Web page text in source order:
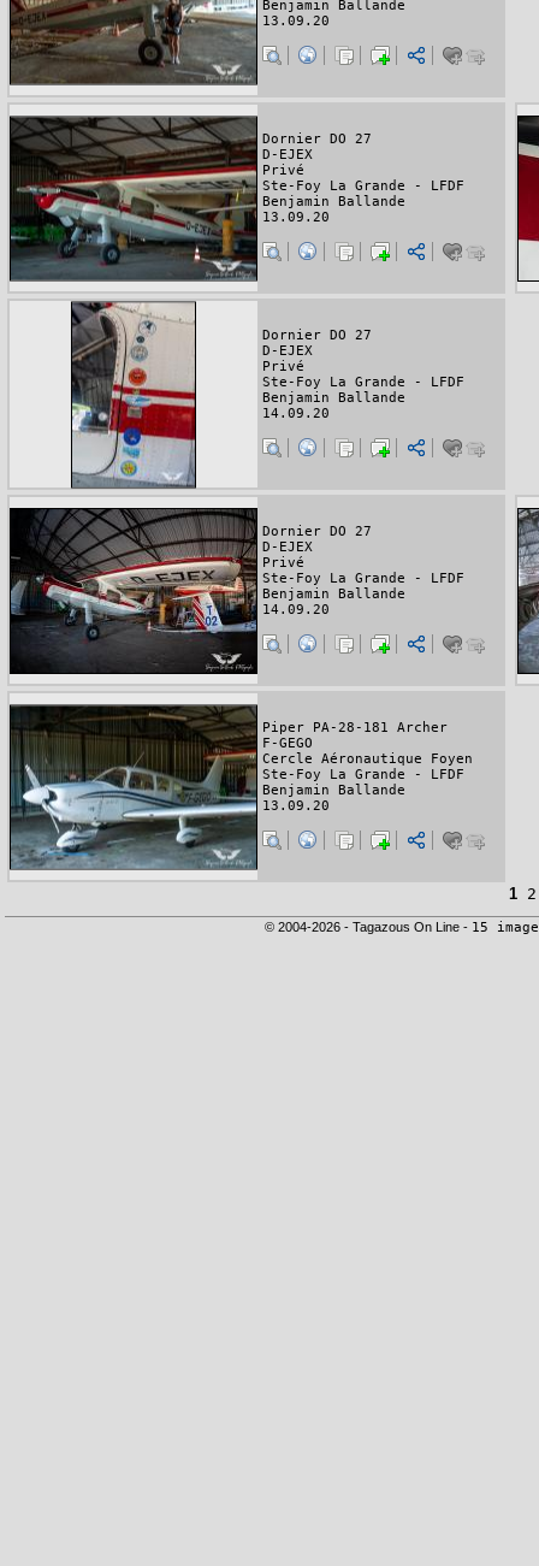
Benjamin Ballande
13.09.20
Dornier DO 27
D-EJEX
Privé
Ste-Foy La Grande - LFDF
Benjamin Ballande
13.09.20
Dornier DO 27
D-EJEX
Privé
Ste-Foy La Grande - LFDF
Benjamin Ballande
14.09.20
Dornier DO 27
D-EJEX
Privé
Ste-Foy La Grande - LFDF
Benjamin Ballande
14.09.20
Piper PA-28-181 Archer
F-GEGO
Cercle Aéronautique Foyen
Ste-Foy La Grande - LFDF
Benjamin Ballande
13.09.20
1 2
© 2004-2026 - Tagazous On Line - 15